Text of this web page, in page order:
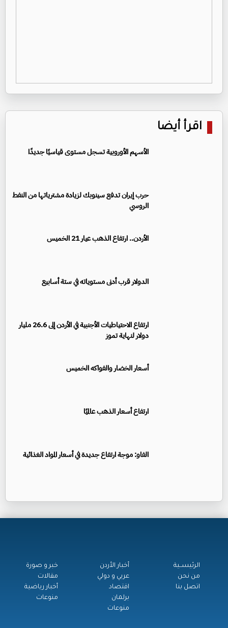
اقرأ أيضا
الأسهم الأوروبية تسجل مستوى قياسيًا جديدًا
حرب إيران تدفع سينوبك لزيادة مشترياتها من النفط
الروسي
الأردن.. ارتفاع الذهب عيار 21 الخميس
الدولار قرب أدنى مستوياته في ستة أسابيع
ارتفاع الاحتياطيات الأجنبية في الأردن إلى 26.6 مليار
دولار لنهاية تموز
أسعار الخضار والفواكه الخميس
ارتفاع أسعار الذهب عالميًا
الفاو: موجة ارتفاع جديدة في أسعار المواد الغذائية
الرئيســية
من نحن
اتصل بنا
أخبار الأردن
عربي و دولي
اقتصاد
برلمان
منوعات
خبر و صورة
مقالات
أخبار رياضية
منوعات